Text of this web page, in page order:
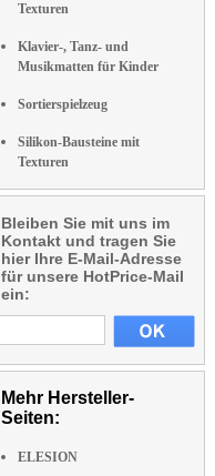
Texturen
Klavier-, Tanz- und
Musikmatten für Kinder
Sortierspielzeug
Silikon-Bausteine mit
Texturen
Bleiben Sie mit uns im
Kontakt und tragen Sie
hier Ihre E-Mail-Adresse
für unsere HotPrice-Mail
ein:
Mehr Hersteller-
Seiten:
ELESION